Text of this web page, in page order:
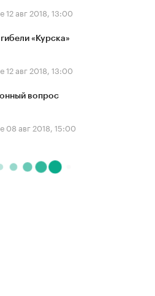
12 авг 2018, 13:00
«Курска»
12 авг 2018, 13:00
вопрос
08 авг 2018, 15:00